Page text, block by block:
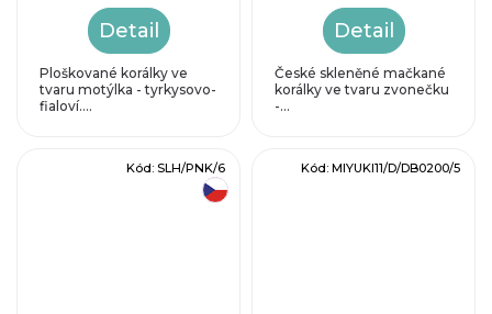
Detail
Ploškované korálky ve
tvaru motýlka - tyrkysovo-
fialoví....
Detail
České skleněné mačkané
korálky ve tvaru zvonečku
-...
Kód: SLH/PNK/6 Kód: MIYUKI11/D/DB0200/5